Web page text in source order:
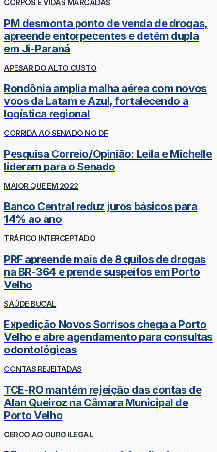
CORPOS E VIDAS MARCADAS
PM desmonta ponto de venda de drogas,
apreende entorpecentes e detém dupla
em Ji-Paraná
APESAR DO ALTO CUSTO
Rondônia amplia malha aérea com novos
voos da Latam e Azul, fortalecendo a
logística regional
CORRIDA AO SENADO NO DF
Pesquisa Correio/Opinião: Leila e Michelle
lideram para o Senado
MAIOR QUE EM 2022
Banco Central reduz juros básicos para
14% ao ano
TRÁFICO INTERCEPTADO
PRF apreende mais de 8 quilos de drogas
na BR-364 e prende suspeitos em Porto
Velho
SAÚDE BUCAL
Expedição Novos Sorrisos chega a Porto
Velho e abre agendamento para consultas
odontológicas
CONTAS REJEITADAS
TCE-RO mantém rejeição das contas de
Alan Queiroz na Câmara Municipal de
Porto Velho
CERCO AO OURO ILEGAL